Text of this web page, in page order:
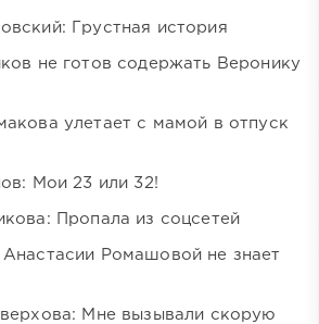
Грустная история
не готов содержать Веронику
улетает с мамой в отпуск
Мои 23 или 32!
Пропала из соцсетей
Ромашовой не знает
Мне вызывали скорую